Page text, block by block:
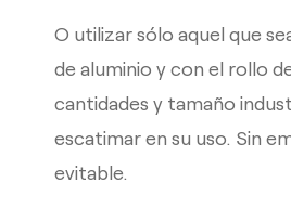
O utilizar sólo aquel que
de aluminio y con el rollo
cantidades y tamaño
escatimar en su uso. Sin
evitable.